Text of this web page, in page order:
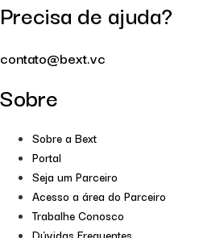
Precisa de ajuda?
contato@bext.vc
Sobre
Sobre a Bext
Portal
Seja um Parceiro
Acesso a área do Parceiro
Trabalhe Conosco